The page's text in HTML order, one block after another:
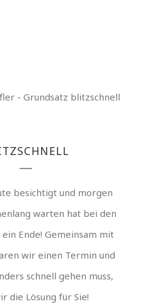
besichtigt und morgen
warten hat bei den
Ende! Gemeinsam mit
wir einen Termin und
schnell gehen muss,
die Lösung für Sie!